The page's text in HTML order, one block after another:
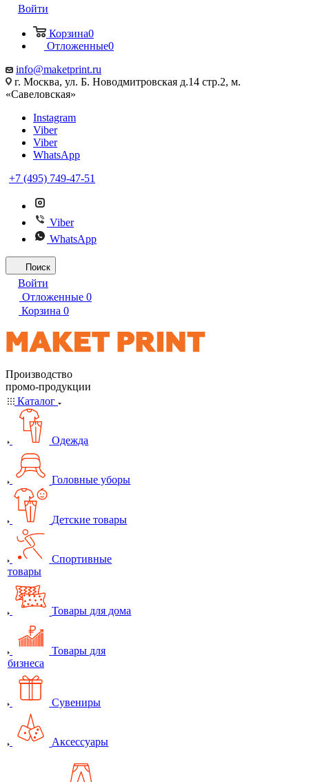
Войти
Корзина0
Отложенные0
info@maketprint.ru
г. Москва, ул. Б. Новодмитровская д.14 стр.2, м.
«Савеловская»
Instagram
Viber
Viber
WhatsApp
+7 (495) 749-47-51
Viber
WhatsApp
Поиск
Войти
Отложенные 0
Корзина 0
Производство
промо-продукции
Каталог
Одежда
Головные уборы
Детские товары
Спортивные
товары
Товары для дома
Товары для
бизнеса
Сувениры
Аксессуары